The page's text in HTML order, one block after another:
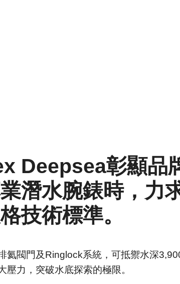
Deepsea彰顯品
潛水腕錶時，力
技術標準。
氦閥門及Ringlock系統，可抵禦水深
壓力，突破水底探索的極限。